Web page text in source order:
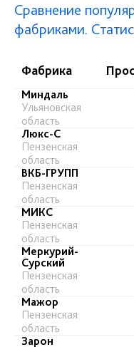
Сравнение
фабриками.
Фабрика
Миндаль
Ульяновская
область
Люкс-С
Пензенская
область
ВКБ-ГРУПП
Пензенская
область
МИКС
Пензенская
область
Меркурий-
Сурский
Пензенская
область
Мажор
Пензенская
область
Зарон